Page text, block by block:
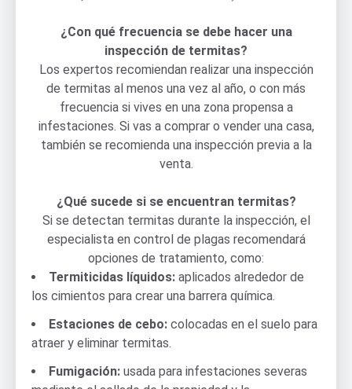
¿Con qué frecuencia se debe hacer una
inspección de termitas?
Los expertos recomiendan realizar una inspección
de termitas al menos una vez al año, o con más
frecuencia si vives en una zona propensa a
infestaciones. Si vas a comprar o vender una casa,
también se recomienda una inspección previa a la
venta.
¿Qué sucede si se encuentran termitas?
Si se detectan termitas durante la inspección, el
especialista en control de plagas recomendará
opciones de tratamiento, como:
Termiticidas líquidos: aplicados alrededor de
los cimientos para crear una barrera química.
Estaciones de cebo: colocadas en el suelo para
atraer y eliminar termitas.
Fumigación: usada para infestaciones severas